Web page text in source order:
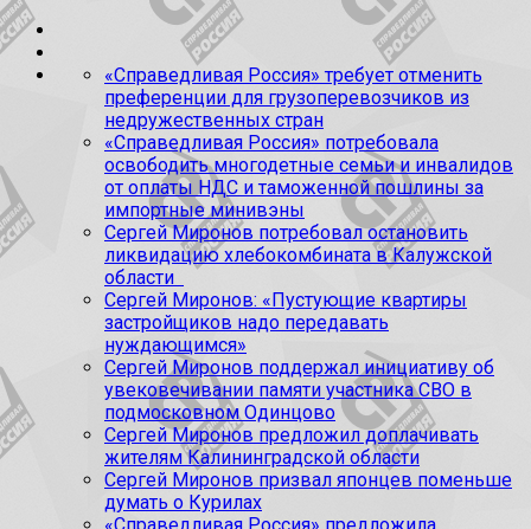
«Справедливая Россия» требует отменить
преференции для грузоперевозчиков из
недружественных стран
«Справедливая Россия» потребовала
освободить многодетные семьи и инвалидов
от оплаты НДС и таможенной пошлины за
импортные минивэны
Сергей Миронов потребовал остановить
ликвидацию хлебокомбината в Калужской
области
Сергей Миронов: «Пустующие квартиры
застройщиков надо передавать
нуждающимся»
Сергей Миронов поддержал инициативу об
увековечивании памяти участника СВО в
подмосковном Одинцово
Сергей Миронов предложил доплачивать
жителям Калининградской области
Сергей Миронов призвал японцев поменьше
думать о Курилах